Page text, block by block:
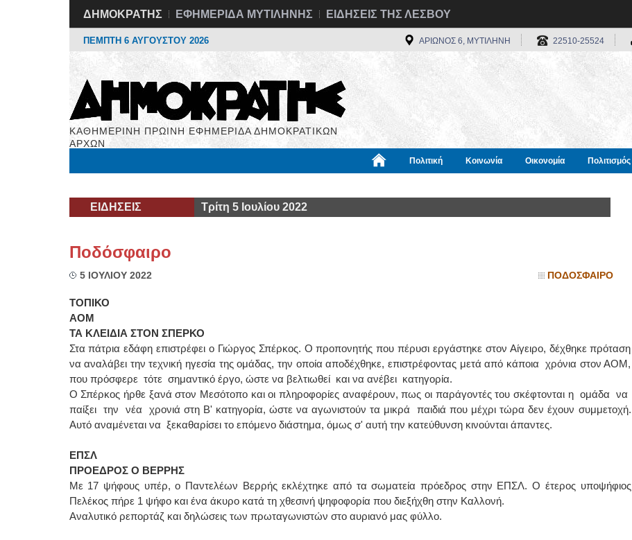
ΔΗΜΟΚΡΑΤΗΣ ΕΦΗΜΕΡΙΔΑ ΜΥΤΙΛΗΝΗΣ ΕΙΔΗΣΕΙΣ ΤΗΣ ΛΕΣΒΟΥ
ΠΕΜΠΤΗ 6 ΑΥΓΟΥΣΤΟΥ 2026 ΑΡΙΩΝΟΣ 6, ΜΥΤΙΛΗΝΗ 22510-25524
ΚΑΘΗΜΕΡΙΝΗ ΠΡΩΙΝΗ ΕΦΗΜΕΡΙΔΑ ΔΗΜΟΚΡΑΤΙΚΩΝ
ΑΡΧΩΝ
Πολιτική Κοινωνία Οικονομία Πολιτισμός
ΕΙΔΗΣΕΙΣ Τρίτη 5 Ιουλίου 2022
Ποδόσφαιρο
5 ΙΟΥΛΙΟΥ 2022 ΠΟΔΟΣΦΑΙΡΟ
ΤΟΠΙΚΟ
ΑΟΜ
ΤΑ ΚΛΕΙΔΙΑ ΣΤΟΝ ΣΠΕΡΚΟ
Στα πάτρια εδάφη επιστρέφει ο Γιώργος Σπέρκος. Ο προπονητής που πέρυσι εργάστηκε στον Αίγειρο, δέχθηκε πρόταση
να αναλάβει την τεχνική ηγεσία της ομάδας, την οποία αποδέχθηκε, επιστρέφοντας μετά από κάποια χρόνια στον ΑΟΜ,
που πρόσφερε τότε σημαντικό έργο, ώστε να βελτιωθεί και να ανέβει κατηγορία.
Ο Σπέρκος ήρθε ξανά στον Μεσότοπο και οι πληροφορίες αναφέρουν, πως οι παράγοντές του σκέφτονται η ομάδα να
παίξει την νέα χρονιά στη Β' κατηγορία, ώστε να αγωνιστούν τα μικρά παιδιά που μέχρι τώρα δεν έχουν συμμετοχή.
Αυτό αναμένεται να ξεκαθαρίσει το επόμενο διάστημα, όμως σ' αυτή την κατεύθυνση κινούνται άπαντες.
ΕΠΣΛ
ΠΡΟΕΔΡΟΣ Ο ΒΕΡΡΗΣ
Με 17 ψήφους υπέρ, ο Παντελέων Βερρής εκλέχτηκε από τα σωματεία πρόεδρος στην ΕΠΣΛ. Ο έτερος υποψήφιος
Πελέκος πήρε 1 ψήφο και ένα άκυρο κατά τη χθεσινή ψηφοφορία που διεξήχθη στην Καλλονή.
Αναλυτικό ρεπορτάζ και δηλώσεις των πρωταγωνιστών στο αυριανό μας φύλλο.